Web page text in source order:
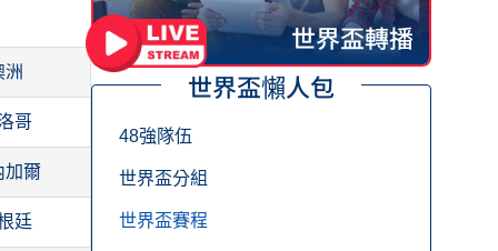
洲
哥
加爾
廷
世界盃轉播
世界盃懶人包
48強隊伍
世界盃分組
世界盃賽程